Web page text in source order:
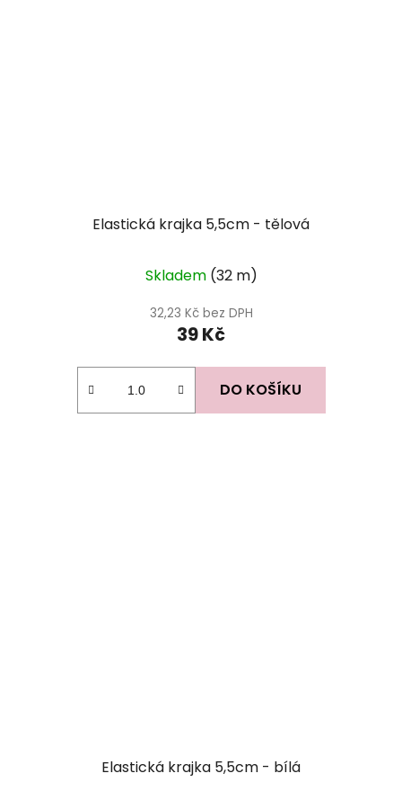
Elastická krajka 5,5cm - tělová
Skladem (32 m)
32,23 Kč bez DPH
39 Kč
DO KOŠÍKU
Elastická krajka 5,5cm - bílá